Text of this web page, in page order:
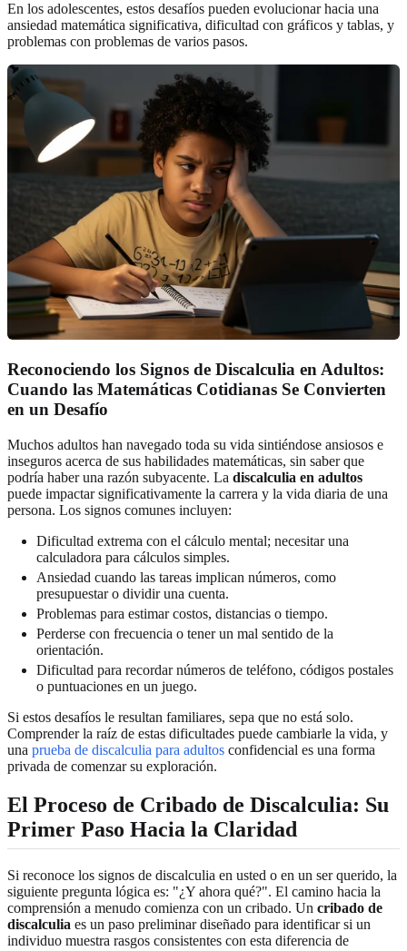
En los adolescentes, estos desafíos pueden evolucionar hacia una
ansiedad matemática significativa, dificultad con gráficos y tablas, y
problemas con problemas de varios pasos.
Reconociendo los Signos de Discalculia en Adultos:
Cuando las Matemáticas Cotidianas Se Convierten
en un Desafío
Muchos adultos han navegado toda su vida sintiéndose ansiosos e
inseguros acerca de sus habilidades matemáticas, sin saber que
podría haber una razón subyacente. La discalculia en adultos
puede impactar significativamente la carrera y la vida diaria de una
persona. Los signos comunes incluyen:
Dificultad extrema con el cálculo mental; necesitar una
calculadora para cálculos simples.
Ansiedad cuando las tareas implican números, como
presupuestar o dividir una cuenta.
Problemas para estimar costos, distancias o tiempo.
Perderse con frecuencia o tener un mal sentido de la
orientación.
Dificultad para recordar números de teléfono, códigos postales
o puntuaciones en un juego.
Si estos desafíos le resultan familiares, sepa que no está solo.
Comprender la raíz de estas dificultades puede cambiarle la vida, y
una prueba de discalculia para adultos confidencial es una forma
privada de comenzar su exploración.
El Proceso de Cribado de Discalculia: Su
Primer Paso Hacia la Claridad
Si reconoce los signos de discalculia en usted o en un ser querido, la
siguiente pregunta lógica es: "¿Y ahora qué?". El camino hacia la
comprensión a menudo comienza con un cribado. Un cribado de
discalculia es un paso preliminar diseñado para identificar si un
individuo muestra rasgos consistentes con esta diferencia de